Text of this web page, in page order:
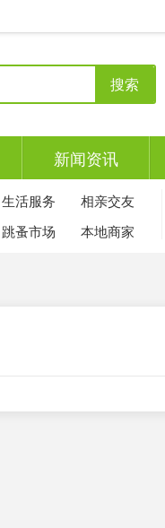
搜索
新闻资讯
生活服务
相亲交友
跳蚤市场
本地商家